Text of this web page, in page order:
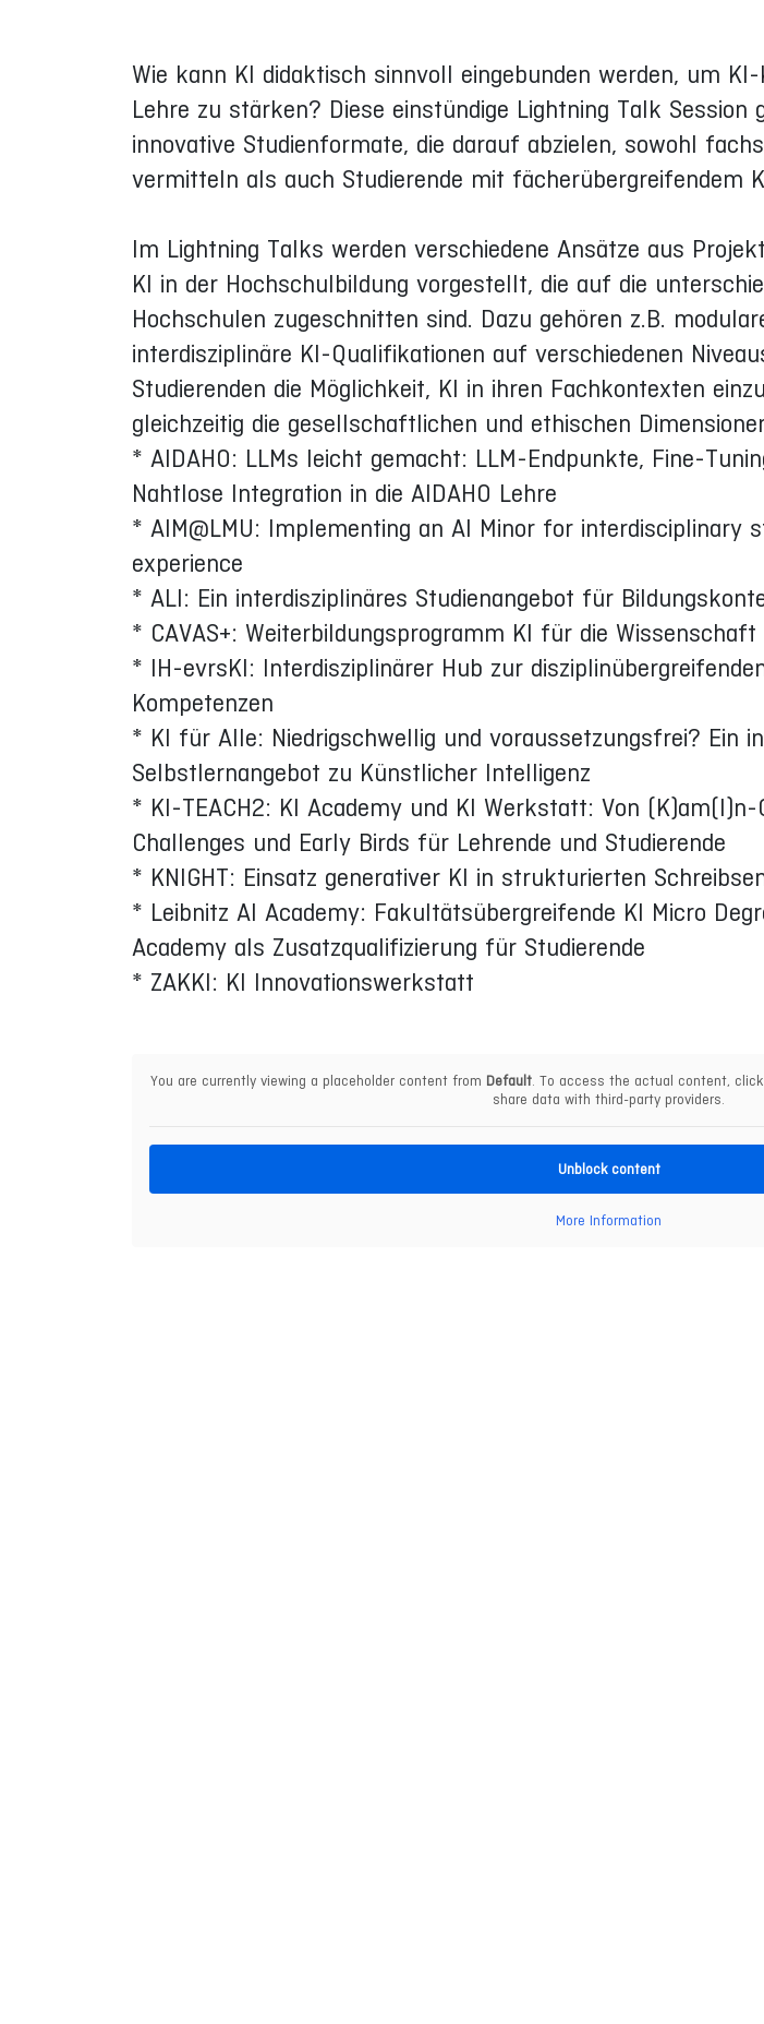
Wie kann KI didaktisch sinnvoll eingebunden werden, um
Lehre zu stärken? Diese einstündige Lightning Talk Session
innovative Studienformate, die darauf abzielen, sowohl
vermitteln als auch Studierende mit fächerübergreifendem
Im Lightning Talks werden verschiedene Ansätze aus
KI in der Hochschulbildung vorgestellt, die auf die
Hochschulen zugeschnitten sind. Dazu gehören z.B.
interdisziplinäre KI-Qualifikationen auf verschiedenen
Studierenden die Möglichkeit, KI in ihren Fachkontexten
gleichzeitig die gesellschaftlichen und ethischen
* AIDAHO: LLMs leicht gemacht: LLM-Endpunkte, Fine-
Nahtlose Integration in die AIDAHO Lehre
* AIM@LMU: Implementing an AI Minor for interdisciplinary
experience
* ALI: Ein interdisziplinäres Studienangebot für
* CAVAS+: Weiterbildungsprogramm KI für die Wissenschaft
* IH-evrsKI: Interdisziplinärer Hub zur
Kompetenzen
* KI für Alle: Niedrigschwellig und voraussetzungsfrei? Ein
Selbstlernangebot zu Künstlicher Intelligenz
* KI-TEACH2: KI Academy und KI Werkstatt: Von
Challenges und Early Birds für Lehrende und Studierende
* KNIGHT: Einsatz generativer KI in strukturierten
* Leibnitz AI Academy: Fakultätsübergreifende KI Micro
Academy als Zusatzqualifizierung für Studierende
* ZAKKI: KI Innovationswerkstatt
You are currently viewing a placeholder content from Default. To access the actual content,
share data with third-party providers.
Unblock content
More Information